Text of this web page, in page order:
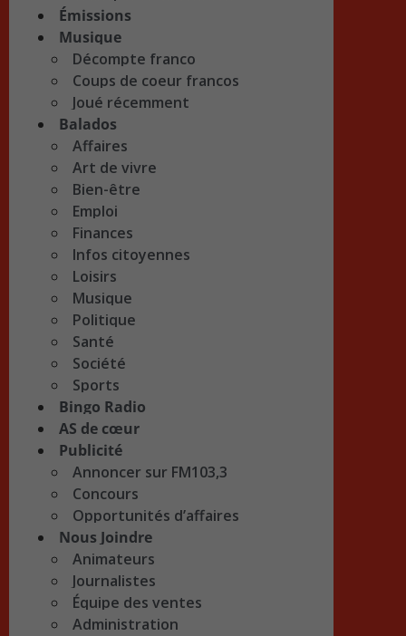
Émissions
Musique
Décompte franco
Coups de coeur francos
Joué récemment
Balados
Affaires
Art de vivre
Bien-être
Emploi
Finances
Infos citoyennes
Loisirs
Musique
Politique
Santé
Société
Sports
Bingo Radio
AS de cœur
Publicité
Annoncer sur FM103,3
Concours
Opportunités d’affaires
Nous Joindre
Animateurs
Journalistes
Équipe des ventes
Administration